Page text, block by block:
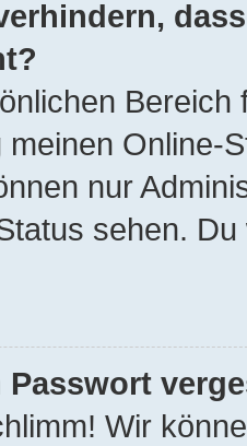
meinen Online-
nur
sehen.
Passwort
Wir